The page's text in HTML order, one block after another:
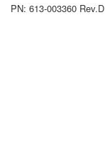
PN: 613-003360 Rev.D